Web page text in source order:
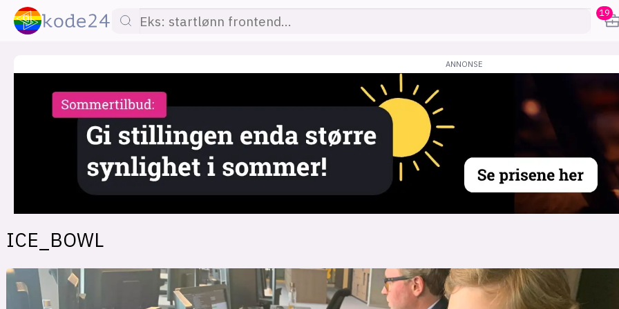
19
ICE_BOWL
lønn KI karriere
utdanning sikkerhet kontor frontend backend